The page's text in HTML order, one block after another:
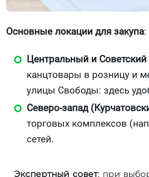
Основные локации для закупа:
Центральный и
канцтовары в розницу и
улицы Свободы: здесь
Северо-запад
торговых комплексов
сетей.
Экспертный совет: при